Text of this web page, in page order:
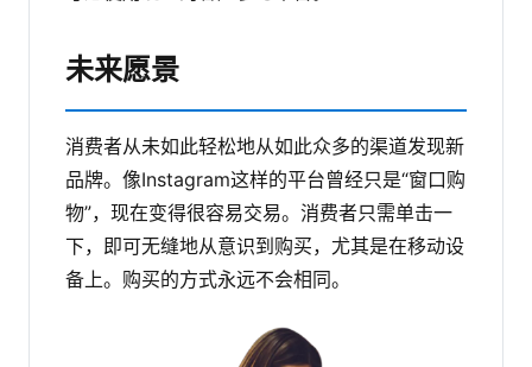
未来愿景
消费者从未如此轻松地从如此众多的渠道发现新
品牌。像Instagram这样的平台曾经只是“窗口购
物”，现在变得很容易交易。消费者只需单击一
下，即可无缝地从意识到购买，尤其是在移动设
备上。购买的方式永远不会相同。